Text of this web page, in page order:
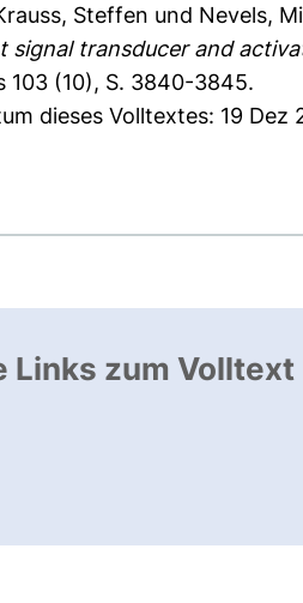
Steffen und Nevels,
signal transducer and
103 (10), S. 3840-3845.
dieses Volltextes: 19 Dez
Links zum Volltext
Link, öffnet neues